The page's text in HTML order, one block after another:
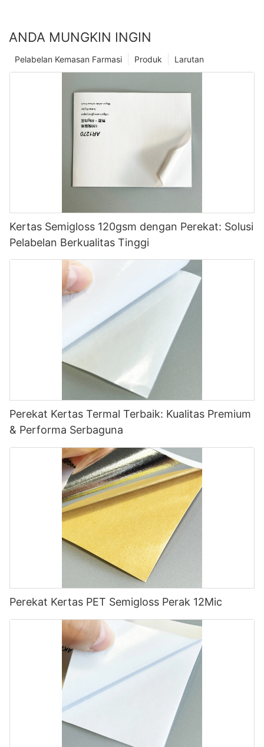
ANDA MUNGKIN INGIN
Larutan
Produk
Pelabelan Kemasan Farmasi
Kertas Semigloss 120gsm dengan Perekat: Solusi
Pelabelan Berkualitas Tinggi
Perekat Kertas Termal Terbaik: Kualitas Premium
& Performa Serbaguna
Perekat Kertas PET Semigloss Perak 12Mic